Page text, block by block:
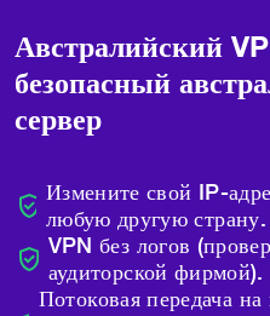
Австралийский
безопасный
сервер
Измените свой IP-
любую другую страну.
VPN без логов
аудиторской фирмой).
Потоковая передача